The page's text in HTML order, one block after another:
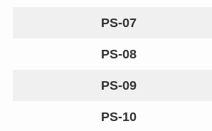
PS-07
PS-08
PS-09
PS-10